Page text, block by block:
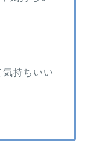
気持ちいい